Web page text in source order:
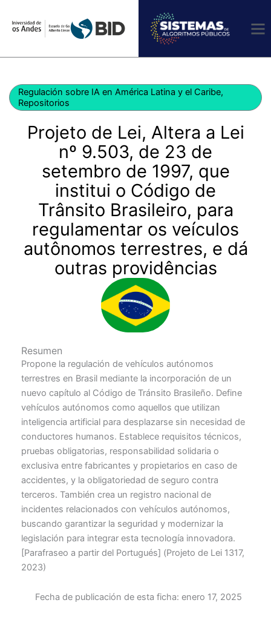
Regulación sobre IA en América Latina y el Caribe,
Repositorios
Projeto de Lei, Altera a Lei
nº 9.503, de 23 de
setembro de 1997, que
institui o Código de
Trânsito Brasileiro, para
regulamentar os veículos
autônomos terrestres, e dá
outras providências
Resumen
Propone la regulación de vehículos autónomos
terrestres en Brasil mediante la incorporación de un
nuevo capítulo al Código de Tránsito Brasileño. Define
vehículos autónomos como aquellos que utilizan
inteligencia artificial para desplazarse sin necesidad de
conductores humanos. Establece requisitos técnicos,
pruebas obligatorias, responsabilidad solidaria o
exclusiva entre fabricantes y propietarios en caso de
accidentes, y la obligatoriedad de seguro contra
terceros. También crea un registro nacional de
incidentes relacionados con vehículos autónomos,
buscando garantizar la seguridad y modernizar la
legislación para integrar esta tecnología innovadora.
[Parafraseo a partir del Portugués] (Projeto de Lei 1317,
2023)
Fecha de publicación de esta ficha: enero 17, 2025